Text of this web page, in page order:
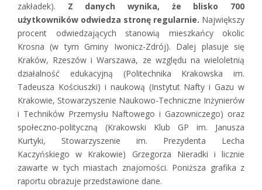
zakładek). Z danych wynika, że blisko 700
użytkowników odwiedza stronę regularnie. Największy
procent odwiedzających stanowią mieszkańcy okolic
Krosna (w tym Gminy Iwonicz-Zdrój). Dalej plasuje się
Kraków, Rzeszów i Warszawa, ze względu na wieloletnią
działalność edukacyjną (Politechnika Krakowska im.
Tadeusza Kościuszki) i naukową (Instytut Nafty i Gazu w
Krakowie, Stowarzyszenie Naukowo-Techniczne Inżynierów
i Techników Przemysłu Naftowego i Gazowniczego) oraz
społeczno-polityczną (Krakowski Klub GP im. Janusza
Kurtyki, Stowarzyszenie im. Prezydenta Lecha
Kaczyńskiego w Krakowie) Grzegorza Nieradki i licznie
zawarte w tych miastach znajomości. Poniższa grafika z
raportu obrazuje przedstawione dane.